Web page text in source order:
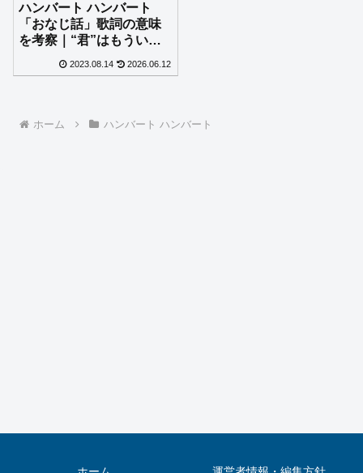
ハンバート ハンバート
「おなじ話」歌詞の意味
を考察｜“君”はもういな
た切なさ
2023.08.14 2026.06.12
ホーム ハンバート ハンバート